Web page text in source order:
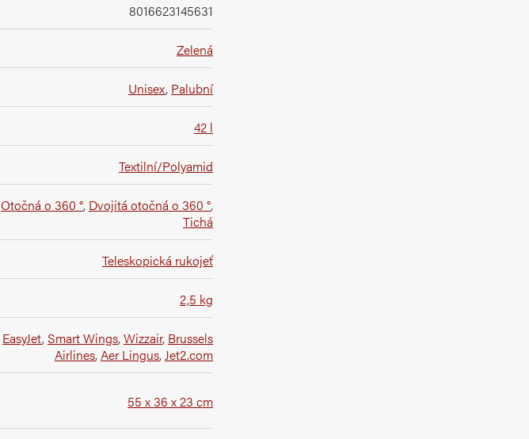
8016623145631
Zelená
Unisex, Palubní
42 l
Textilní/Polyamid
Otočná o 360 °, Dvojitá otočná o 360 °,
Tichá
Teleskopická rukojeť
2,5 kg
EasyJet, Smart Wings,Wizzair, Brussels
Airlines,Aer Lingus,Jet2.com
55 x 36 x 23 cm